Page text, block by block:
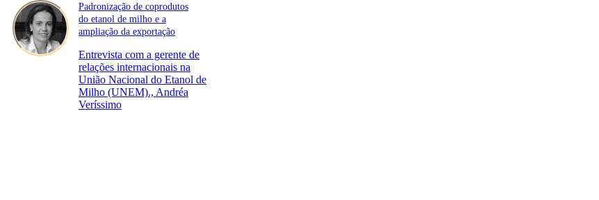
Padronização de coprodutos
do etanol de milho e a
ampliação da exportação
Entrevista com a gerente de
relações internacionais na
União Nacional do Etanol de
Milho (UNEM)., Andréa
Veríssimo